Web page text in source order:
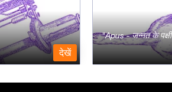
देखें
Apus - जन्नत के पक्षी